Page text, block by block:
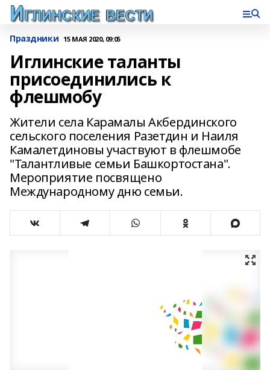
Праздники 15 МАЯ 2020, 09:05
Иглинские таланты
присоединились к
флешмобу
Жители села Карамалы Акбердинского
сельского поселения Разетдин и Наиля
Камалетдиновы участвуют в флешмобе
"Талантливые семьи Башкортостана".
Мероприятие посвящено
Международному дню семьи.